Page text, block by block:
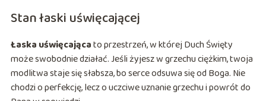
Stan łaski uświęcającej
Łaska uświęcającato przestrzeń, w której Duch Święty
może swobodnie działać. Jeśli żyjesz w grzechu ciężkim, twoja
modlitwa staje się słabsza, bo serce odsuwa się od Boga. Nie
chodzi o perfekcję, lecz o uczciwe uznanie grzechu i powrót do